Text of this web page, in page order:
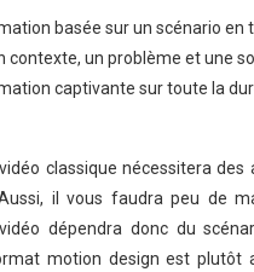
basée sur un scénario en
contexte, un problème et une
captivante sur toute la
classique nécessitera des
il vous faudra peu de
dépendra donc du
motion design est plutôt